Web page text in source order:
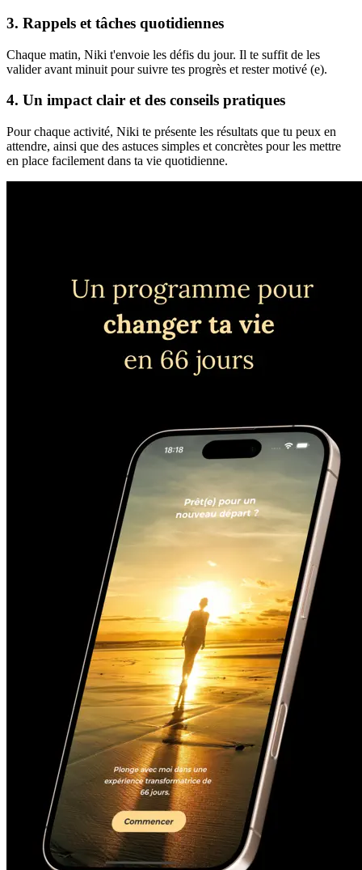
3. Rappels et tâches quotidiennes
Chaque matin, Niki t'envoie les défis du jour. Il te suffit de les
valider avant minuit pour suivre tes progrès et rester motivé (e).
4. Un impact clair et des conseils pratiques
Pour chaque activité, Niki te présente les résultats que tu peux en
attendre, ainsi que des astuces simples et concrètes pour les mettre
en place facilement dans ta vie quotidienne.